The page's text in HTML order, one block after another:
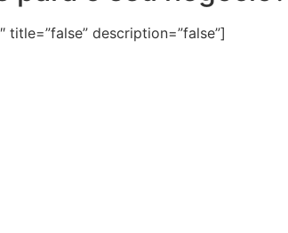
description=”false”]